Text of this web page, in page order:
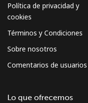
Política de privacidad y
cookies
Términos y Condiciones
Sobre nosotros
Comentarios de usuarios
Lo que ofrecemos